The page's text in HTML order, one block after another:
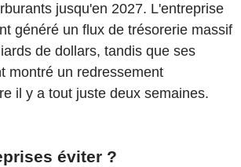
jusqu'en 2027. L'entreprise
généré un flux de trésorerie massif
de dollars, tandis que ses
montré un redressement
il y a tout juste deux semaines.
éviter ?